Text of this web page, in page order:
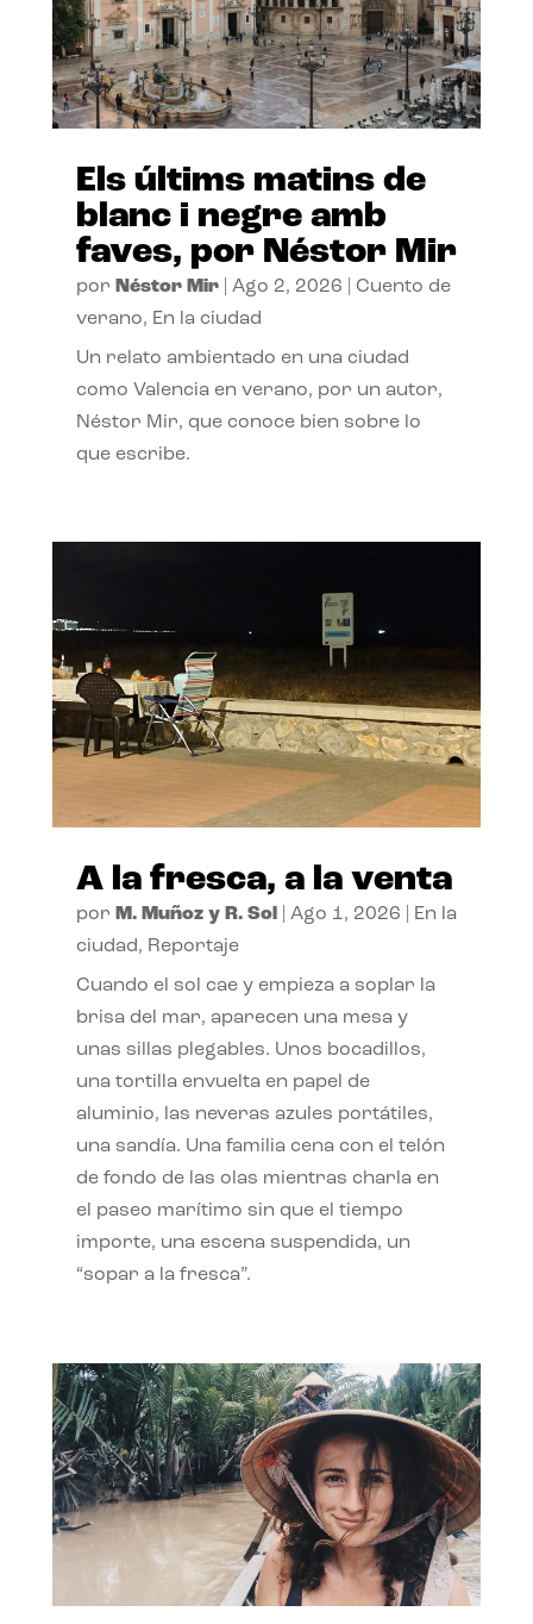
Els últims matins de
blanc i negre amb
faves, por Néstor Mir
por Néstor Mir| Ago 2, 2026
Cuento de
verano, En la ciudad
Un relato ambientado en una ciudad
como Valencia en verano, por un autor,
Néstor Mir, que conoce bien sobre lo
que escribe.
A la fresca, a la venta
por M. Muñoz y R. Sol| Ago 1, 2026
En la
ciudad, Reportaje
Cuando el sol cae y empieza a soplar la
brisa del mar, aparecen una mesa y
unas sillas plegables. Unos bocadillos,
una tortilla envuelta en papel de
aluminio, las neveras azules portátiles,
una sandía. Una familia cena con el telón
de fondo de las olas mientras charla en
el paseo marítimo sin que el tiempo
importe, una escena suspendida, un
“sopar a la fresca”.